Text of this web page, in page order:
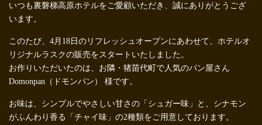
いつも裏磐梯高原ホテルをご愛顧いただき、誠にありがとうござ
います。
このたび、4月18日のリフレッシュオープンにあわせて、ホテルオ
リジナルラスクの販売をスタートいたしました。
お作りいただいたのは、お隣・猪苗代町で人気のパン屋さん
Domonpan（ドモンパン） 様です。
お味は、シンプルでやさしい甘さの「シュガー味」と、シナモン
がふんわり香る「チャイ味」の2種類をご用意しております。